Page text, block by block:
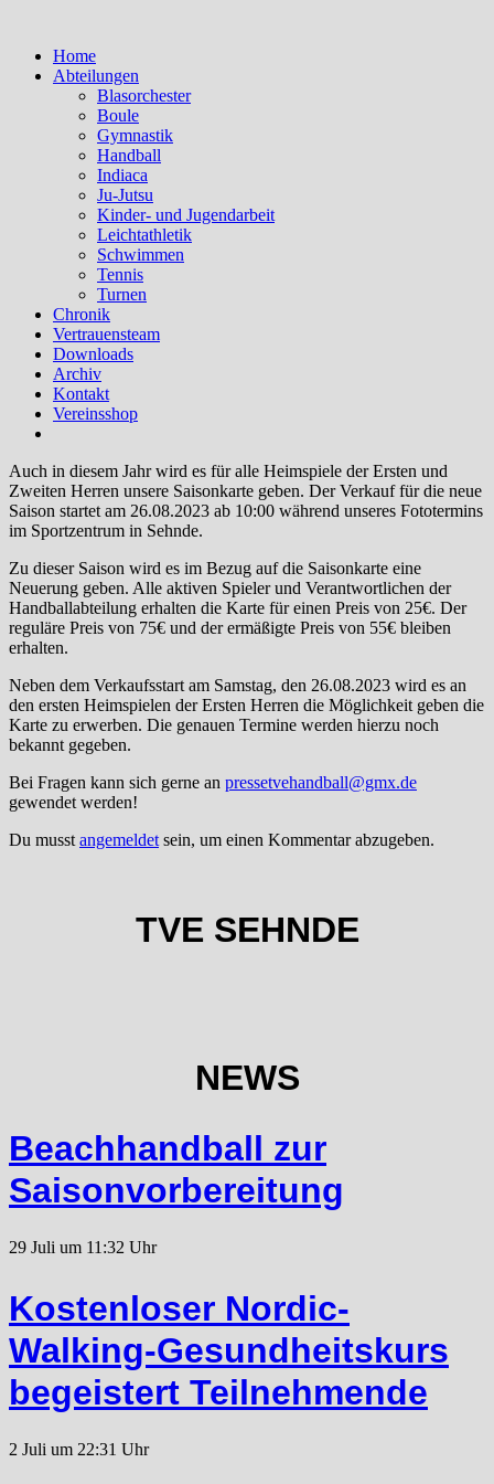
Home
Abteilungen
Blasorchester
Boule
Gymnastik
Handball
Indiaca
Ju-Jutsu
Kinder- und Jugendarbeit
Leichtathletik
Schwimmen
Tennis
Turnen
Chronik
Vertrauensteam
Downloads
Archiv
Kontakt
Vereinsshop
Auch in diesem Jahr wird es für alle Heimspiele der Ersten und
Zweiten Herren unsere Saisonkarte geben. Der Verkauf für die neue
Saison startet am 26.08.2023 ab 10:00 während unseres Fototermins
im Sportzentrum in Sehnde.
Zu dieser Saison wird es im Bezug auf die Saisonkarte eine
Neuerung geben. Alle aktiven Spieler und Verantwortlichen der
Handballabteilung erhalten die Karte für einen Preis von 25€. Der
reguläre Preis von 75€ und der ermäßigte Preis von 55€ bleiben
erhalten.
Neben dem Verkaufsstart am Samstag, den 26.08.2023 wird es an
den ersten Heimspielen der Ersten Herren die Möglichkeit geben die
Karte zu erwerben. Die genauen Termine werden hierzu noch
bekannt gegeben.
Bei Fragen kann sich gerne an pressetvehandball@gmx.de
gewendet werden!
Du musst angemeldet sein, um einen Kommentar abzugeben.
TVE SEHNDE
NEWS
Beachhandball zur
Saisonvorbereitung
29 Juli um 11:32 Uhr
Kostenloser Nordic-
Walking-Gesundheitskurs
begeistert Teilnehmende
2 Juli um 22:31 Uhr